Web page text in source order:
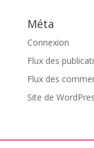
Méta
Connexion
Flux des
Flux des
Site de